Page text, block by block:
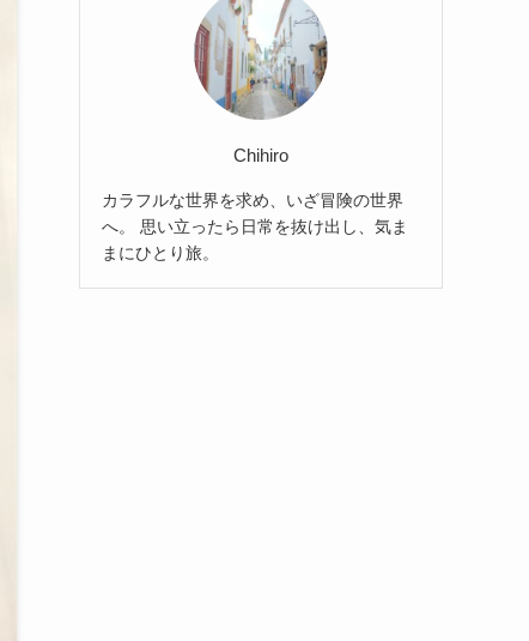
Chihiro
カラフルな世界を求め、いざ冒険の世界
へ。 思い立ったら日常を抜け出し、気ま
まにひとり旅。